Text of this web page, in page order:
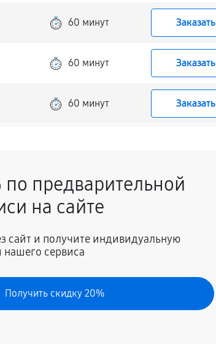
60 минут Заказать
60 минут Заказать
60 минут Заказать
60 минут Заказать
предварительной
на сайте
сайт и получите индивидуальную
нашего сервиса
Получить скидку 20%